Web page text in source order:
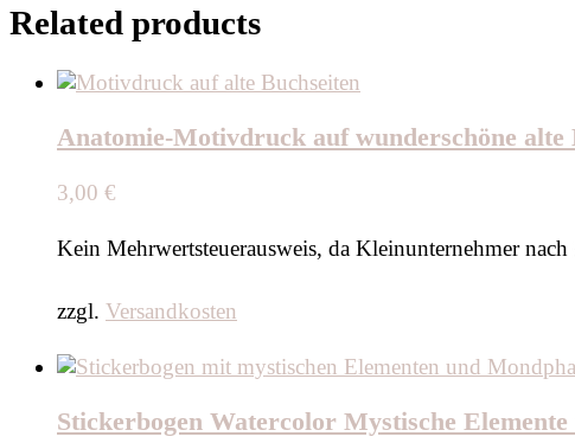
Related products
Anatomie-Motivdruck auf wunderschöne
3,00 €
Kein Mehrwertsteuerausweis, da Kleinunternehmer
zzgl. Versandkosten
Stickerbogen Watercolor Mystische